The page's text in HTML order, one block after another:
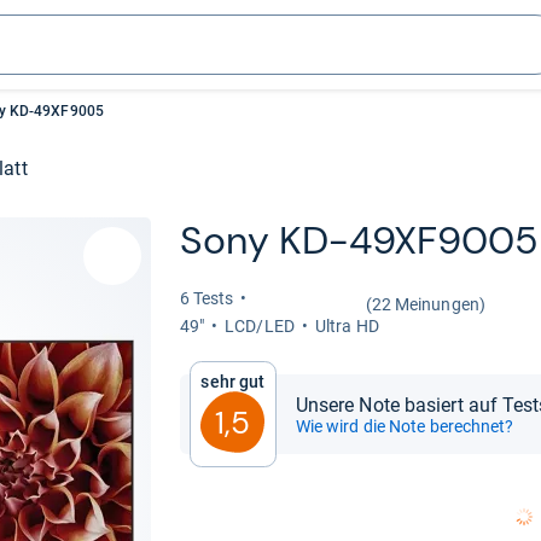
KD-49XF9005
Sony KD-​
6 Tests
(22 Meinungen)
49"
LCD/LED Ultra HD
Sehr gut
1,5 Unsere Note basiert auf
Wie wird die Note berechnet?